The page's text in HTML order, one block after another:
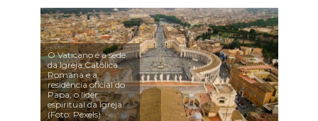
O Vaticano é a sede
da Igreja Católica
Romana e a
residência oficial do
Papa, o líder
espiritual da Igreja.
(Foto: Pexels)